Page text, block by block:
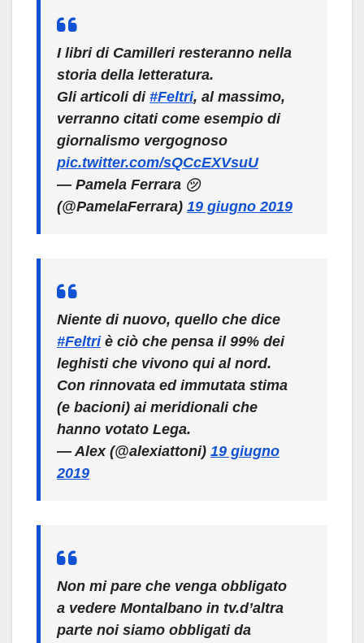
I libri di Camilleri resteranno nella
storia della letteratura.
Gli articoli di #Feltri, al massimo,
verranno citati come esempio di
giornalismo vergognoso
pic.twitter.com/sQCcEXVsuU
— Pamela Ferrara ㋡
(@PamelaFerrara) 19 giugno 2019
Niente di nuovo, quello che dice
#Feltriè ciò che pensa il 99% dei
leghisti che vivono qui al nord.
Con rinnovata ed immutata stima
(e bacioni) ai meridionali che
hanno votato Lega.
— Alex (@alexiattoni) 19 giugno
2019
Non mi pare che venga obbligato
a vedere Montalbano in tv.d’altra
parte noi siamo obbligati da